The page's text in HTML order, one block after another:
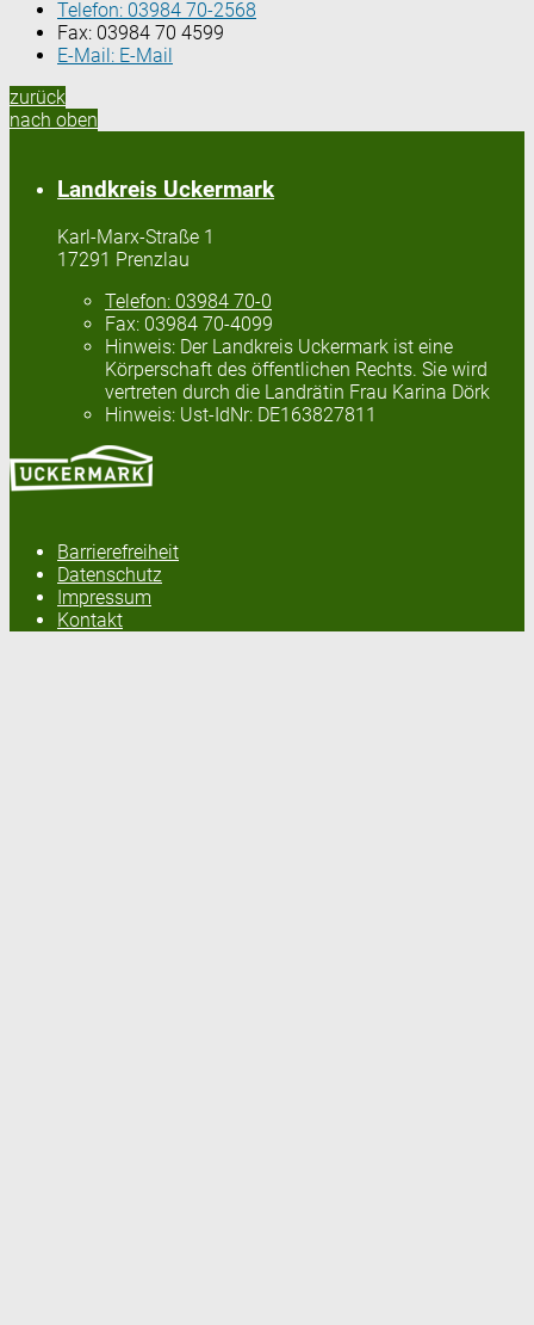
Telefon: 03984 70-2568
Fax: 03984 70 4599
E-Mail: E-Mail
zurück
nach oben
Landkreis Uckermark
Karl-Marx-Straße 1
17291 Prenzlau
Telefon: 03984 70-0
Fax: 03984 70-4099
Hinweis: Der Landkreis Uckermark ist eine
Körperschaft des öffentlichen Rechts. Sie wird
vertreten durch die Landrätin Frau Karina Dörk
Hinweis: Ust-IdNr: DE163827811
Barrierefreiheit
Datenschutz
Impressum
Kontakt